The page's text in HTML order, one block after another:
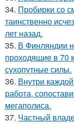
34. Пробирки со
таинственно
лет назад.
35. В Финляндии
проходящие в 70
сухопутные силы.
36. Внутри
работа,
мегаполиса.
37. Частный